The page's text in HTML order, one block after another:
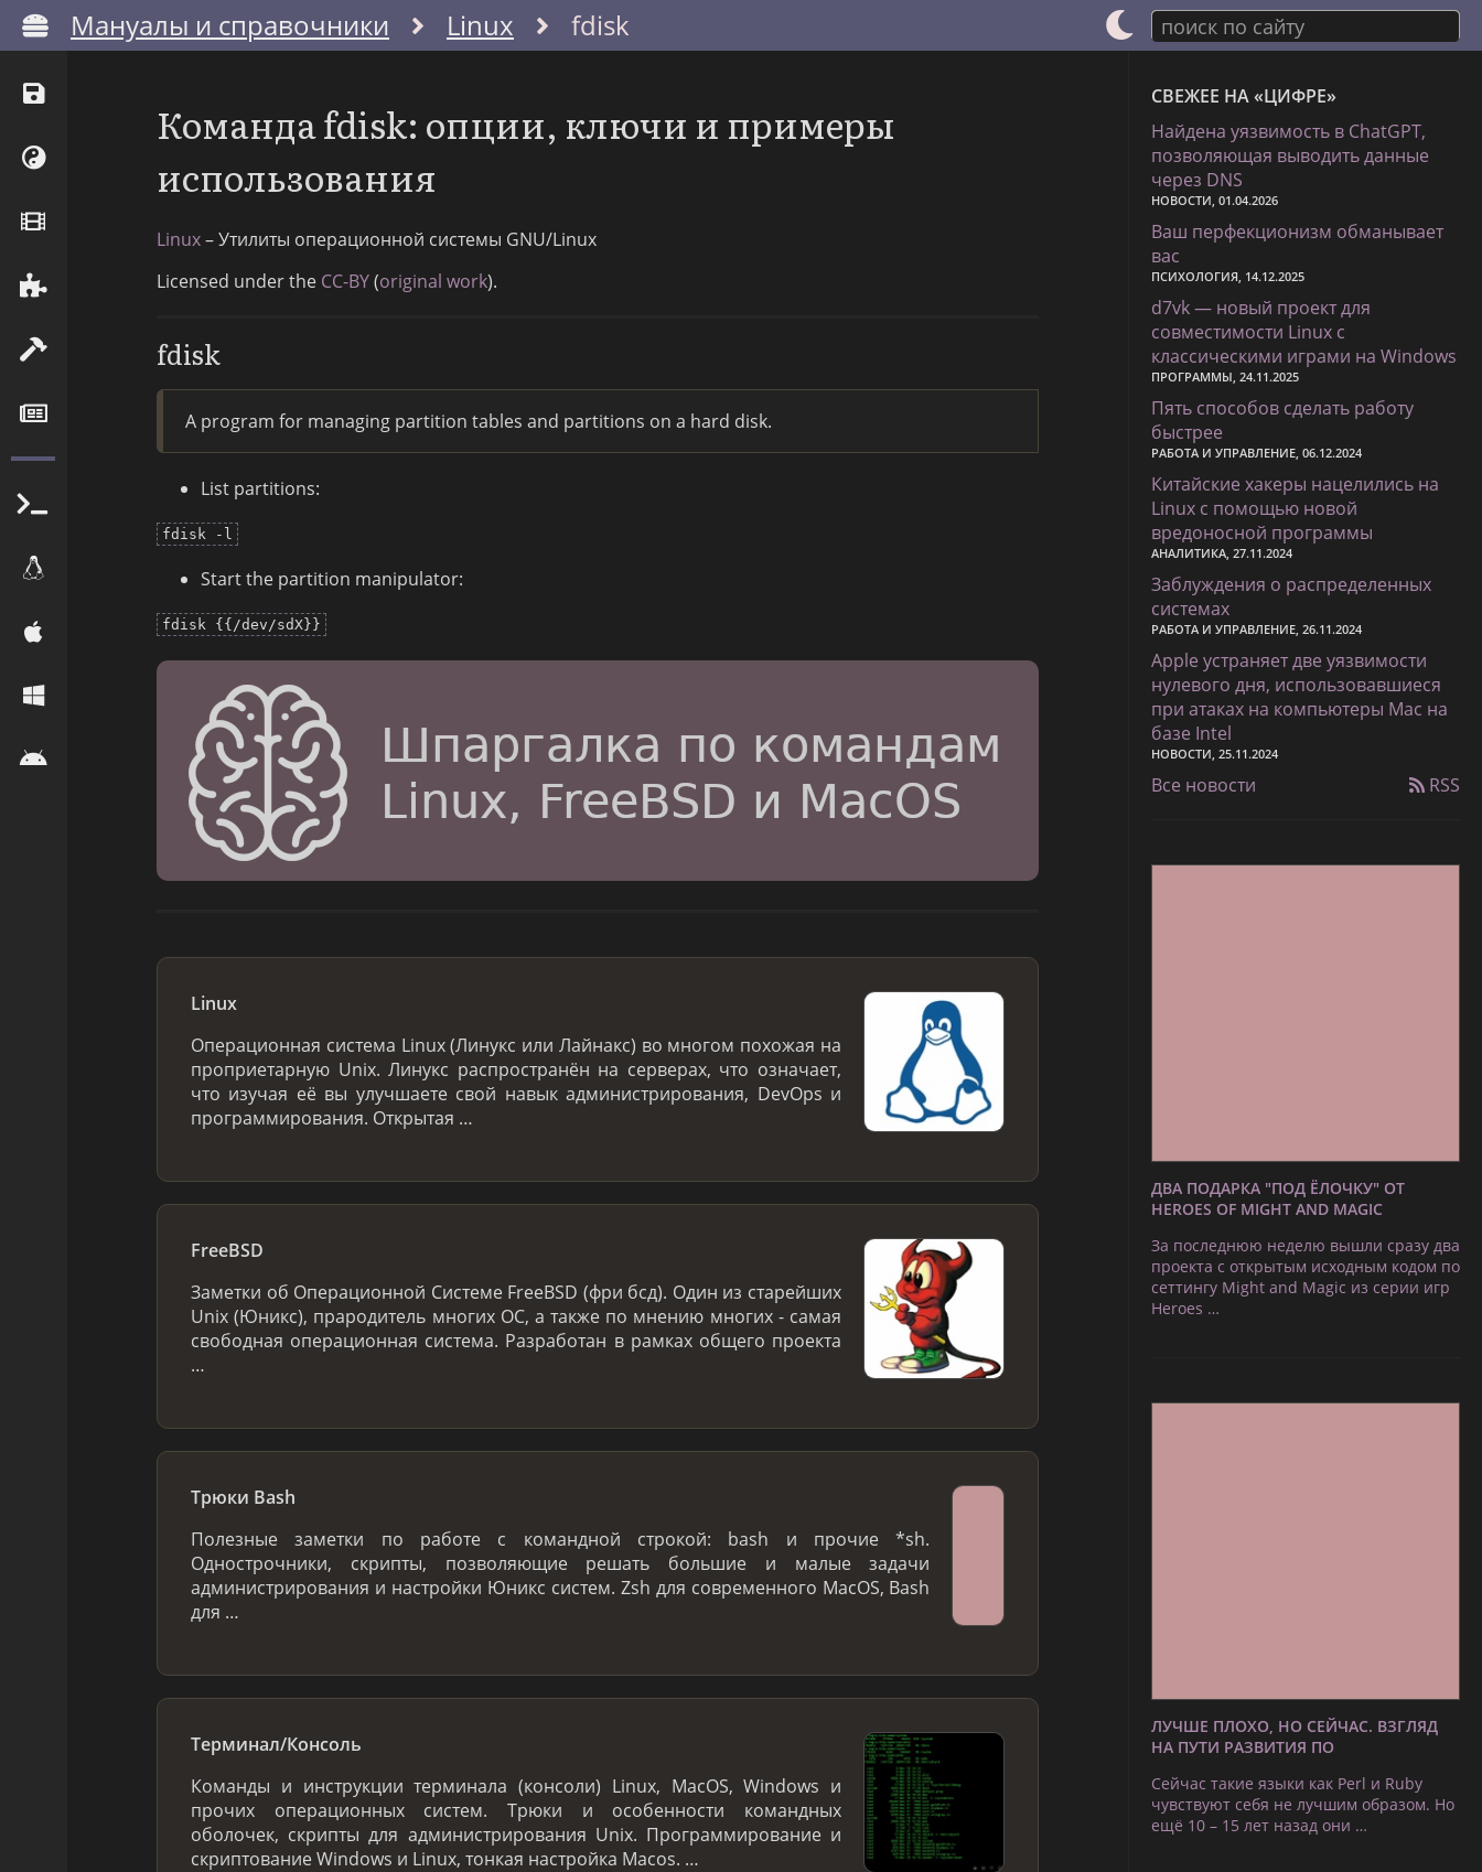
Мануалы и справочники Linux fdisk поиск по сайту
Команда fdisk: опции, ключи и примеры
использования
Linux– Утилиты операционной системы GNU/Linux
Licensed under the CC-BY(original work).
fdisk
A program for managing partition tables and partitions on a hard disk.
List partitions:
fdisk -l
Start the partition manipulator:
fdisk {{/dev/sdX}}
Linux
Операционная система Linux (Линукс или Лайнакс) во многом похожая на
проприетарную Unix. Линукс распространён на серверах, что означает,
что изучая её вы улучшаете свой навык администрирования, DevOps и
программирования. Открытая …
FreeBSD
Заметки об Операционной Системе FreeBSD (фри бсд). Один из старейших
Unix (Юникс), прародитель многих ОС, а также по мнению многих - самая
свободная операционная система. Разработан в рамках общего проекта
…
Трюки Bash
Полезные заметки по работе с командной строкой: bash и прочие *sh.
Однострочники, скрипты, позволяющие решать большие и малые задачи
администрирования и настройки Юникс систем. Zsh для современного MacOS, Bash
для …
Терминал/Консоль
Команды и инструкции терминала (консоли) Linux, MacOS, Windows и
прочих операционных систем. Трюки и особенности командных
оболочек, скрипты для администрирования Unix. Программирование и
скриптование Windows и Linux, тонкая настройка Macos. …
СВЕЖЕЕ НА «ЦИФРЕ»
Найдена уязвимость в ChatGPT,
позволяющая выводить данные
через DNS
НОВОСТИ, 01.04.2026
Ваш перфекционизм обманывает
вас
ПСИХОЛОГИЯ, 14.12.2025
d7vk — новый проект для
совместимости Linux с
классическими играми на Windows
ПРОГРАММЫ, 24.11.2025
Пять способов сделать работу
быстрее
РАБОТА И УПРАВЛЕНИЕ, 06.12.2024
Китайские хакеры нацелились на
Linux с помощью новой
вредоносной программы
АНАЛИТИКА, 27.11.2024
Заблуждения о распределенных
системах
РАБОТА И УПРАВЛЕНИЕ, 26.11.2024
Apple устраняет две уязвимости
нулевого дня, использовавшиеся
при атаках на компьютеры Mac на
базе Intel
НОВОСТИ, 25.11.2024
Все новости RSS
ДВА ПОДАРКА "ПОД ЁЛОЧКУ" ОТ
HEROES OF MIGHT AND MAGIC
За последнюю неделю вышли сразу два
проекта с открытым исходным кодом по
сеттингу Might and Magic из серии игр
Heroes …
ЛУЧШЕ ПЛОХО, НО СЕЙЧАС. ВЗГЛЯД
НА ПУТИ РАЗВИТИЯ ПО
Сейчас такие языки как Perl и Ruby
чувствуют себя не лучшим образом. Но
ещё 10 – 15 лет назад они …